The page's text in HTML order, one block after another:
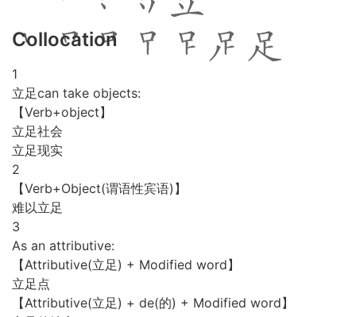
Collocation
1
立足can take objects:
【Verb+object】
立足社会
立足现实
2
【Verb+Object(谓语性宾语)】
难以立足
3
As an attributive:
【Attributive(立足) + Modified word】
立足点
【Attributive(立足) + de(的) + Modified word】